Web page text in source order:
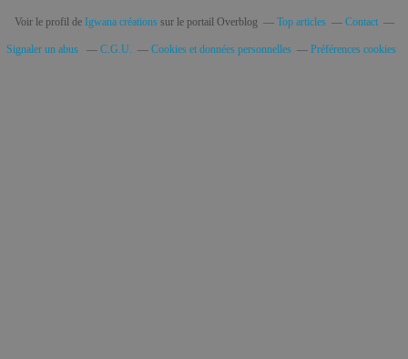
Voir le profil de Igwana créationssur le portail Overblog Top articles Contact
Signaler un abus C.G.U. Cookies et données personnelles Préférences cookies